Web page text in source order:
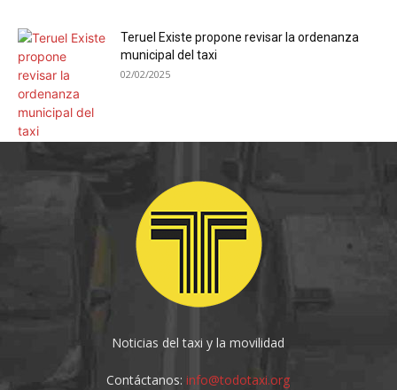
Teruel Existe propone revisar la ordenanza
municipal del taxi
02/02/2025
Noticias del taxi y la movilidad
Contáctanos:info@todotaxi.org